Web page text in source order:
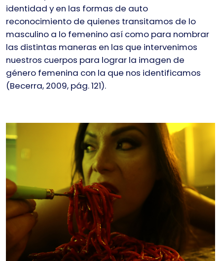
identidad y en las formas de auto
reconocimiento de quienes transitamos de lo
masculino a lo femenino así como para nombrar
las distintas maneras en las que intervenimos
nuestros cuerpos para lograr la imagen de
género femenina con la que nos identificamos
(Becerra, 2009, pág. 121).